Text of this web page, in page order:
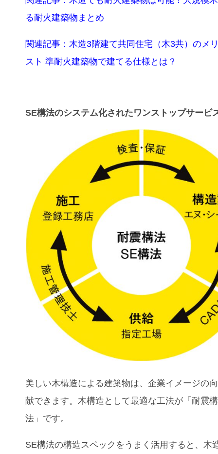
る耐火建築物まとめ
関連記事：木造3階建て共同住宅（木3共）のメ
スト 準耐火建築物で建てる仕様とは？
SE構法のシステム化されたワンストップサービ
美しい木構造による建築物は、企業イメージの
献できます。木構造として最適な工法が「耐震
法」です。
SE構法の構造スペックをうまく活用すると、木